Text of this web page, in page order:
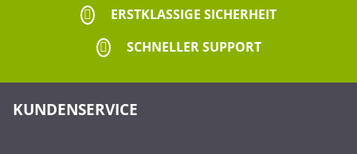
ERSTKLASSIGE SICHERHEIT
SCHNELLER SUPPORT
KUNDENSERVICE